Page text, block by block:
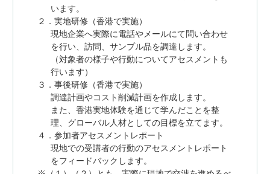
います。
２．実地研修（香港で実施）
現地企業へ実際に電話やメールにて問い合わせ
を行い、訪問、サンプル品を調達します。
（対象者の様子や行動についてアセスメントも
行います）
３．事後研修（香港で実施）
調達計画やコスト削減計画を作成します。
また、香港実地体験を通じて学んだことを整
理、グローバル人材としての目標を立てます。
４．参加者アセスメントレポート
現地での受講者の行動のアセスメントレポート
をフィードバックします。